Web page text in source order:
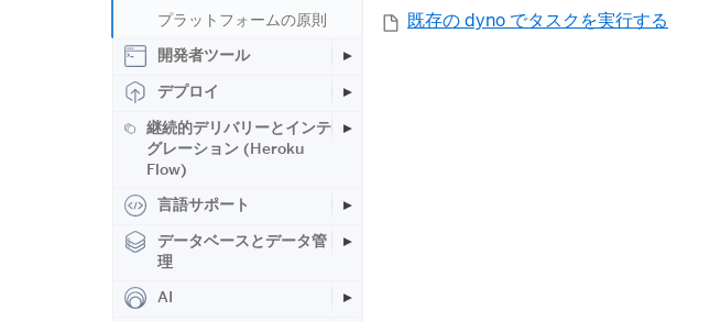
プラットフォームの原則
開発者ツール
デプロイ
継続的デリバリーとインテ
グレーション (Heroku
Flow)
言語サポート
データベースとデータ管
理
AI
既存の dyno でタスクを実行する